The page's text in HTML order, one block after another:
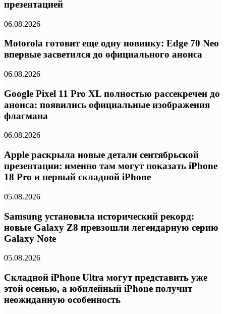
презентацией
06.08.2026
Motorola готовит еще одну новинку: Edge 70 Neo
впервые засветился до официального анонса
06.08.2026
Google Pixel 11 Pro XL полностью рассекречен до
анонса: появились официальные изображения
флагмана
06.08.2026
Apple раскрыла новые детали сентябрьской
презентации: именно там могут показать iPhone
18 Pro и первый складной iPhone
05.08.2026
Samsung установила исторический рекорд:
новые Galaxy Z8 превзошли легендарную серию
Galaxy Note
05.08.2026
Складной iPhone Ultra могут представить уже
этой осенью, а юбилейный iPhone получит
неожиданную особенность